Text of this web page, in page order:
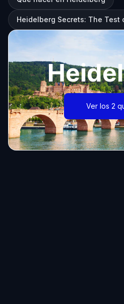
Heidelberg Secrets: The Test
Ver los 2